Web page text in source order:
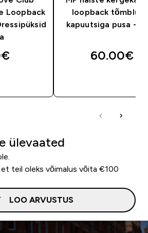
Loopback
loopback
kapuutsiga pusa -
60.00€‎
ülevaated
teil oleks võimalus võita €100
LOO ARVUSTUS